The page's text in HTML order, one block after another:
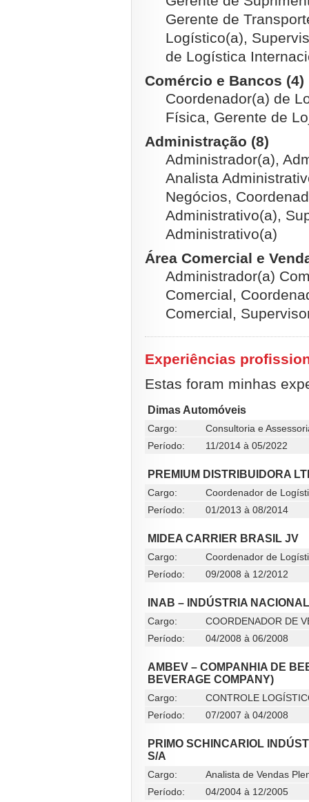
Gerente de
Logístico(a),
de Logística
Comércio e Bancos (4)
Coordenador(a) de
Física, Gerente de
Administração (8)
Administrador(a),
Analista
Negócios,
Administrativo(a),
Administrativo(a)
Área Comercial e
Administrador(a)
Comercial,
Comercial,
Experiências
Estas foram minhas
Dimas Automóveis
Cargo:
Consultoria e
Período:
11/2014 à 05/2022
PREMIUM DISTRIBUIDORA
Cargo:
Coordenador de
Período:
01/2013 à 08/2014
MIDEA CARRIER BRASIL JV
Cargo:
Coordenador de
Período:
09/2008 à 12/2012
INAB – INDÚSTRIA
Cargo:
COORDENADOR DE
Período:
04/2008 à 06/2008
AMBEV – COMPANHIA DE
BEVERAGE COMPANY)
Cargo:
CONTROLE
Período:
07/2007 à 04/2008
PRIMO SCHINCARIOL
S/A
Cargo:
Analista de Vendas
Período:
04/2004 à 12/2005